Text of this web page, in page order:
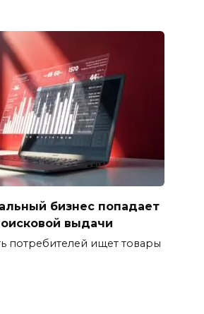
бизнес попадает
выдачи
потребителей ищет товары